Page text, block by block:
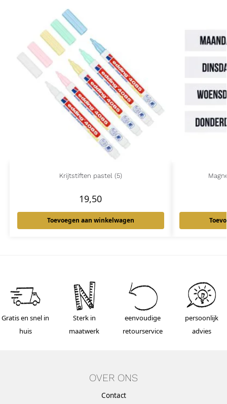
Krijtstiften pastel (5)
19,50
Toevoegen aan winkelwagen
Gratis en snel in
huis
Sterk in
maatwerk
eenvoudige
retourservice
persoonlijk
advies
OVER ONS
Contact